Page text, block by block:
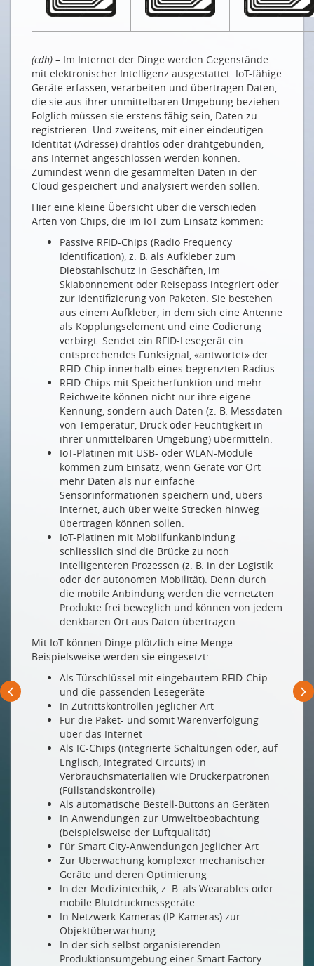
KI UND DEEP LEARNING
KI wozu? Die Liste ist lang...
KI-FORSCHUNG IN BERN: INTERVIEW MIT RAPHAEL
SZNITMAN
Wenn künstliche Intelligenz das Gehirn nach
Krankheiten scannt
Quand l'AI scanne le cerveau à la recherche de
maladies
Digitalisierung als Chance für die Umwelt
Saubere Gewässer mit künstlicher Intelligenz und
Und es gibt sie doch, die intelligente Küche
Covid in der Lunge sehen und hören
Wir erleben derzeit, wie Computeralgorithmen die
Biologie revolutionieren
SMART ENERGY PARTY
So viel smarte Energie
NEUE MITGLIEDER
Bornhauser People’s Management AG
Drucken
Impressum
(cdh) – Im Internet der Dinge werden Gegenstände
mit elektronischer Intelligenz ausgestattet. IoT-fähige
Geräte erfassen, verarbeiten und übertragen Daten,
die sie aus ihrer unmittelbaren Umgebung beziehen.
Folglich müssen sie erstens fähig sein, Daten zu
registrieren. Und zweitens, mit einer eindeutigen
Identität (Adresse) drahtlos oder drahtgebunden,
ans Internet angeschlossen werden können.
Zumindest wenn die gesammelten Daten in der
Cloud gespeichert und analysiert werden sollen.
Hier eine kleine Übersicht über die verschieden
Arten von Chips, die im IoT zum Einsatz kommen:
Passive RFID-Chips (Radio Frequency
Identification), z. B. als Aufkleber zum
Diebstahlschutz in Geschäften, im
Skiabonnement oder Reisepass integriert oder
zur Identifizierung von Paketen. Sie bestehen
aus einem Aufkleber, in dem sich eine Antenne
als Kopplungselement und eine Codierung
verbirgt. Sendet ein RFID-Lesegerät ein
entsprechendes Funksignal, «antwortet» der
RFID-Chip innerhalb eines begrenzten Radius.
RFID-Chips mit Speicherfunktion und mehr
Reichweite können nicht nur ihre eigene
Kennung, sondern auch Daten (z. B. Messdaten
von Temperatur, Druck oder Feuchtigkeit in
ihrer unmittelbaren Umgebung) übermitteln.
IoT-Platinen mit USB- oder WLAN-Module
kommen zum Einsatz, wenn Geräte vor Ort
mehr Daten als nur einfache
Sensorinformationen speichern und, übers
Internet, auch über weite Strecken hinweg
übertragen können sollen.
IoT-Platinen mit Mobilfunkanbindung
schliesslich sind die Brücke zu noch
intelligenteren Prozessen (z. B. in der Logistik
oder der autonomen Mobilität). Denn durch
die mobile Anbindung werden die vernetzten
Produkte frei beweglich und können von jedem
denkbaren Ort aus Daten übertragen.
Mit IoT können Dinge plötzlich eine Menge.
Beispielsweise werden sie eingesetzt:
Als Türschlüssel mit eingebautem RFID-Chip
und die passenden Lesegeräte
In Zutrittskontrollen jeglicher Art
Für die Paket- und somit Warenverfolgung
über das Internet
Als IC-Chips (integrierte Schaltungen oder, auf
Englisch, Integrated Circuits) in
Verbrauchsmaterialien wie Druckerpatronen
(Füllstandskontrolle)
Als automatische Bestell-Buttons an Geräten
In Anwendungen zur Umweltbeobachtung
(beispielsweise der Luftqualität)
Für Smart City-Anwendungen jeglicher Art
Zur Überwachung komplexer mechanischer
Geräte und deren Optimierung
In der Medizintechik, z. B. als Wearables oder
mobile Blutdruckmessgeräte
In Netzwerk-Kameras (IP-Kameras) zur
Objektüberwachung
In der sich selbst organisierenden
Produktionsumgebung einer Smart Factory